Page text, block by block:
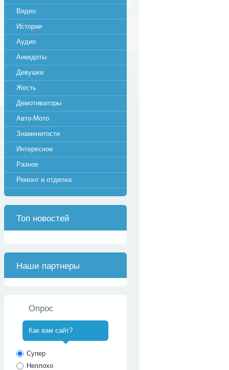
Видео
Истории
Аудио
Анекдоты
Девушки
Жесть
Демотиваторы
Авто-Мото
Знаменитости
Интересное
Разное
Ремонт и отделка
Топ новостей
Наши партнеры
Опрос
Как вам сайт?
Супер
Неплохо